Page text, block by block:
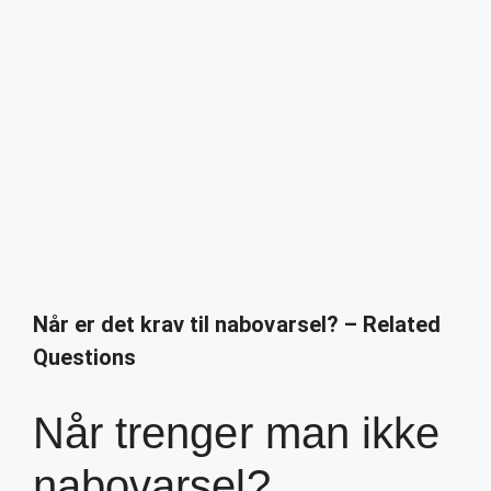
Når er det krav til nabovarsel? – Related
Questions
Når trenger man ikke